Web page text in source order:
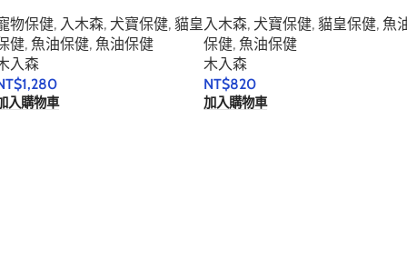
物保健, 入木森, 犬寶保健, 貓皇
健, 魚油保健, 魚油保健
入森
1,280
入購物車
入木森, 犬寶保健, 貓皇保健, 魚
保健, 魚油保健
木入森
NT$820
加入購物車